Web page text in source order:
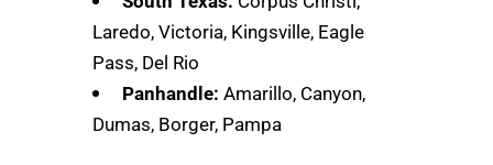
Laredo, Victoria, Kingsville, Eagle
Pass, Del Rio
Panhandle: Amarillo, Canyon,
Dumas, Borger, Pampa